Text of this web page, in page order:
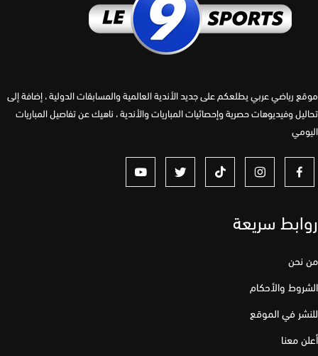
رياضي عربي يطلعكم على جديد الأندية العالمية والمسابقات الدولية ، إضافة إلى
وفيديوهات حصرية وإحصائيات المباريات والأندية ، ناهيك عن تفاصيل المباريات
سريعة
والأحكام
في الموقع
معنا